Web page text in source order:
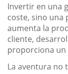
Invertir en una
coste, sino una
aumenta la
cliente,
proporciona un
La aventura no